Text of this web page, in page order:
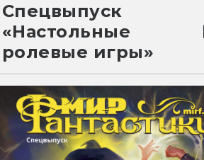
Спецвыпуск
«Настольные
ролевые игры»